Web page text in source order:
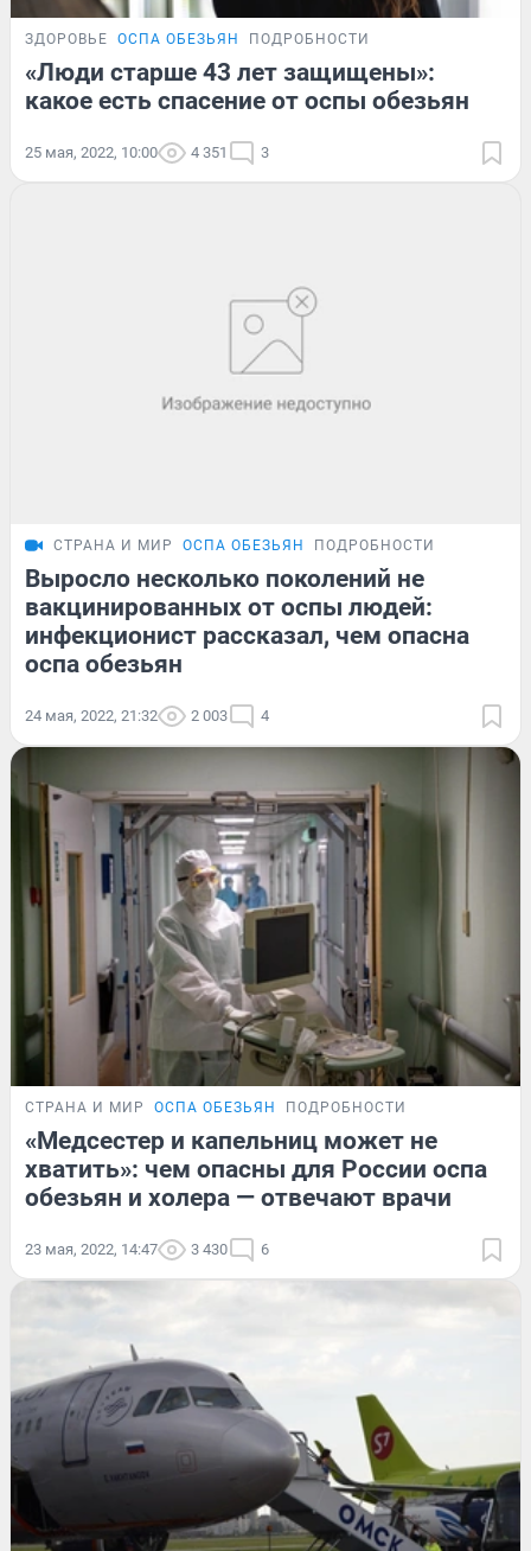
ЗДОРОВЬЕ ОСПА ОБЕЗЬЯН ПОДРОБНОСТИ
«Люди старше 43 лет защищены»:
какое есть спасение от оспы обезьян
25 мая, 2022, 10:00 4 351 3
СТРАНА И МИР ОСПА ОБЕЗЬЯН ПОДРОБНОСТИ
Выросло несколько поколений не
вакцинированных от оспы людей:
инфекционист рассказал, чем опасна
оспа обезьян
24 мая, 2022, 21:32 2 003 4
СТРАНА И МИР ОСПА ОБЕЗЬЯН ПОДРОБНОСТИ
«Медсестер и капельниц может не
хватить»: чем опасны для России оспа
обезьян и холера — отвечают врачи
23 мая, 2022, 14:47 3 430 6